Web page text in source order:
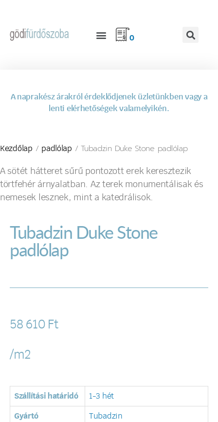
0
A naprakész árakról érdeklődjenek üzletünkben vagy a
lenti elérhetőségek valamelyikén.
Kezdőlap / padlólap / Tubadzin Duke Stone padlólap
A sötét hátteret sűrű pontozott erek keresztezik
törtfehér árnyalatban. Az terek monumentálisak és
nemesek lesznek, mint a katedrálisok.
Tubadzin Duke Stone
padlólap
58 610 Ft
/m2
Szállítási határidó 1-3 hét
Gyártó Tubadzin